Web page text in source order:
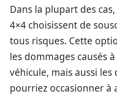
Dans la plupart des
4×4 choisissent de
tous risques. Cette
les dommages causés
véhicule, mais aussi
pourriez occasionner à